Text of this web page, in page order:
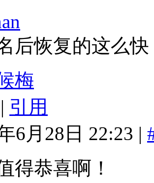
后恢复的这么
梅
| 引用
6月28日 22:23 |
得恭喜啊！